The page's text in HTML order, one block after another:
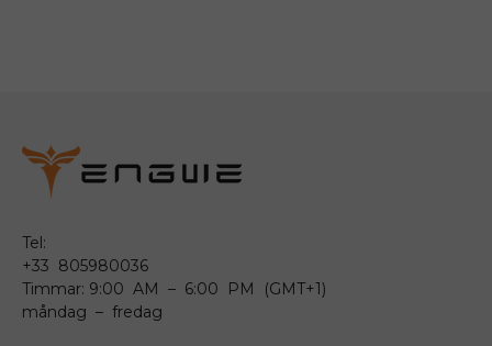
Tel:
+33 805980036
Timmar: 9:00 AM – 6:00 PM (GMT+1)
måndag – fredag